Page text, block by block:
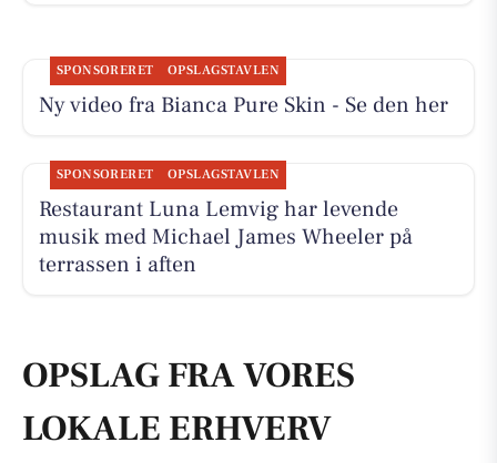
SPONSORERET OPSLAGSTAVLEN
Ny video fra Bianca Pure Skin - Se den her
SPONSORERET OPSLAGSTAVLEN
Restaurant Luna Lemvig har levende
musik med Michael James Wheeler på
terrassen i aften
OPSLAG FRA VORES
LOKALE ERHVERV